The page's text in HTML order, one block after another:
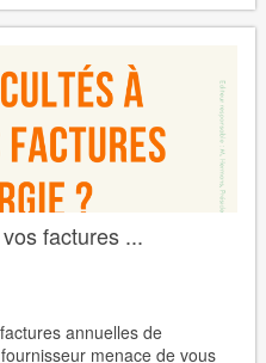
factures ...
annuelles de
menace de vous